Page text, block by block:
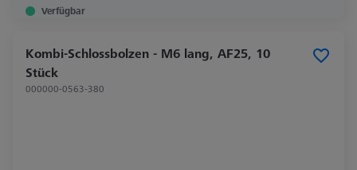
Verfügbar
Kombi-Schlossbolzen - M6 lang, AF25, 10
Stück
000000-0563-380